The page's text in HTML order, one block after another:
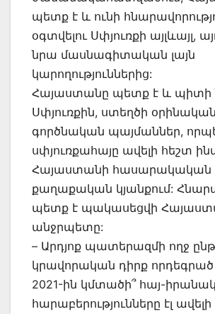
պետք է և ունի
օգտվելու Սփյուռքի այլևայլ,
նրա մասնագիտական լայն
կարողություններից:
Հայաստանը պետք է և պիտի
Սփյուռքին, ստեղծի
գործնական պայմաններ,
սփյուռքահայը ավելի հեշտ
Հայաստանի հասարակական
քաղաքական կյանքում:
պետք է պակասեցվի
անջրպետը:
– Արդյոք պատերազմի ողջ
կրավորական դիրք
2021-ին կմտածի՞ հայ-
հարաբերությունները էլ ավելի